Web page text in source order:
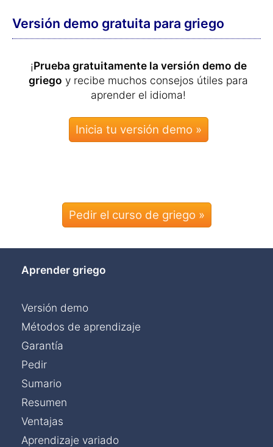
Versión demo gratuita para griego
¡Prueba gratuitamente la versión demo de
griego y recibe muchos consejos útiles para
aprender el idioma!
Pedir el curso de griego »
Aprender griego
Versión demo
Métodos de aprendizaje
Garantía
Pedir
Sumario
Resumen
Ventajas
Aprendizaje variado